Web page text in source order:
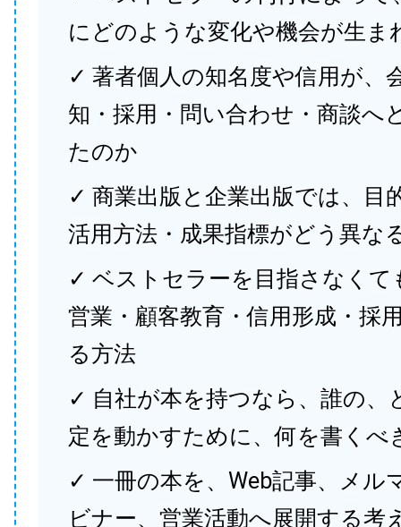
にどのような変化や機会が生ま
✓ 著者個人の知名度や信用が、
知・採用・問い合わせ・商談へ
たのか
✓ 商業出版と企業出版では、目
活用方法・成果指標がどう異な
✓ ベストセラーを目指さなくて
営業・顧客教育・信用形成・採
る方法
✓ 自社が本を持つなら、誰の、
定を動かすために、何を書くべ
✓ 一冊の本を、Web記事、メル
ビナー、営業活動へ展開する考